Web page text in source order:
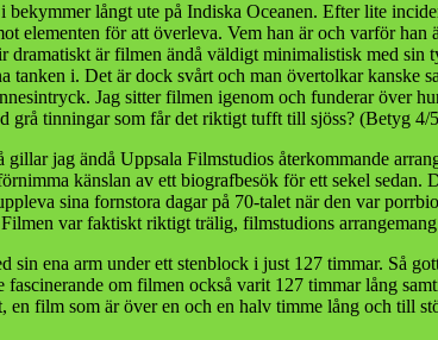
bekymmer långt ute på Indiska Oceanen. Efter lite
elementen för att överleva. Vem han är och varför
är filmen ändå väldigt minimalistisk med
i. Det är dock svårt och man övertolkar kanske
Jag sitter filmen igenom och funderar över
grå tinningar som får det riktigt tufft till sjöss? (Betyg 4/
jag ändå Uppsala Filmstudios återkommande
känslan av ett biografbesök för ett sekel sedan.
sina fornstora dagar på 70-talet när den var
var faktiskt riktigt trälig, filmstudions
sin ena arm under ett stenblock i just 127 timmar. Så
om filmen också varit 127 timmar lång
en film som är över en och en halv timme lång och till